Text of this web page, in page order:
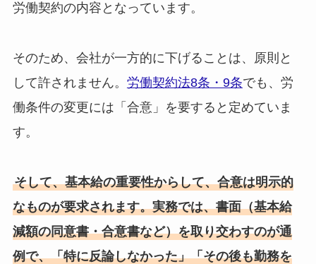
労働契約の内容となっています。
そのため、会社が一方的に下げることは、原則と
して許されません。 労働契約法8条・9条でも、労
働条件の変更には「合意」を要すると定めていま
す。
そして、基本給の重要性からして、合意は明示的
なものが要求されます。実務では、書面（基本給
減額の同意書・合意書など）を取り交わすのが通
例で、「特に反論しなかった」「その後も勤務を